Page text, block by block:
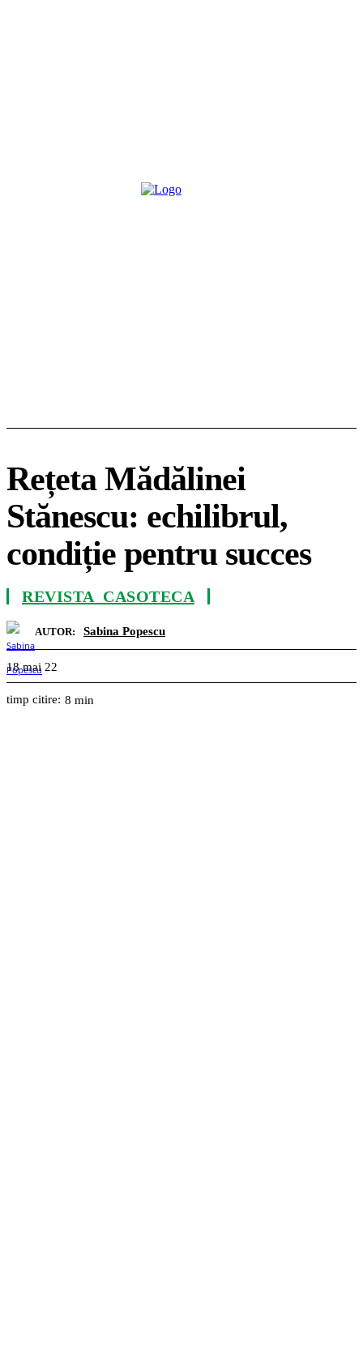
Rețeta Mădălinei
Stănescu: echilibrul,
condiție pentru succes
REVISTA_CASOTECA
AUTOR: Sabina Popescu
18 mai 22
timp citire: 8 min